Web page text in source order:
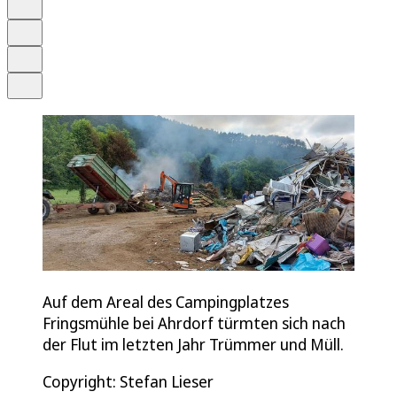
Auf dem Areal des Campingplatzes
Fringsmühle bei Ahrdorf türmten sich nach
der Flut im letzten Jahr Trümmer und Müll.
Copyright: Stefan Lieser